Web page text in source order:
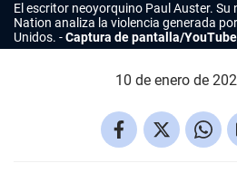
El escritor neoyorquino Paul Auster. Su
Nation analiza la violencia generada
Unidos.
Captura de pantalla/
10 de enero de